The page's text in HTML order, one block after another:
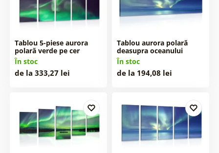
Tablou 5-piese aurora
polară verde pe cer
În stoc
de la 333,27 lei
Tablou aurora polară
deasupra oceanului
În stoc
de la 194,08 lei